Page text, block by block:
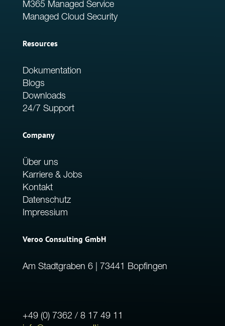
M365 Managed Service
Managed Cloud Security
Resources
Dokumentation
Blogs
Downloads
24/7 Support
Company
Über uns
Karriere & Jobs
Kontakt
Datenschutz
Impressium
Veroo Consulting GmbH
Am Stadtgraben 6 | 73441 Bopfingen
+49 (0) 7362 / 8 17 49 11